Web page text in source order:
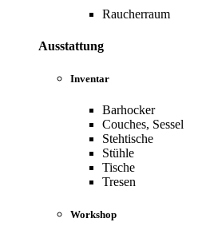
Raucherraum
Ausstattung
Inventar
Barhocker
Couches, Sessel
Stehtische
Stühle
Tische
Tresen
Workshop